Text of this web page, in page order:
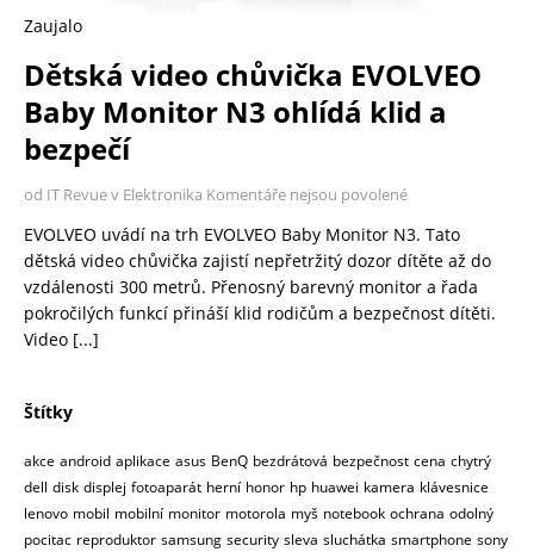
Zaujalo
Dětská video chůvička EVOLVEO
Baby Monitor N3 ohlídá klid a
bezpečí
od IT Revue v Elektronika Komentáře nejsou povolené
EVOLVEO uvádí na trh EVOLVEO Baby Monitor N3. Tato
dětská video chůvička zajistí nepřetržitý dozor dítěte až do
vzdálenosti 300 metrů. Přenosný barevný monitor a řada
pokročilých funkcí přináší klid rodičům a bezpečnost dítěti.
Video [...]
Štítky
akce android aplikace asus BenQ bezdrátová bezpečnost cena chytrý
dell disk displej fotoaparát herní honor hp huawei kamera klávesnice
lenovo mobil mobilní monitor motorola myš notebook ochrana odolný
pocitac reproduktor samsung security sleva sluchátka smartphone sony